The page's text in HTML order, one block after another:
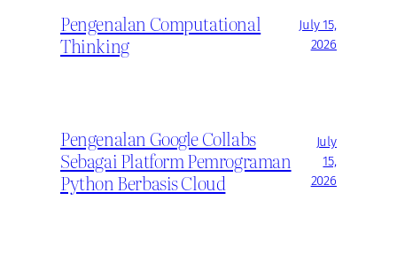
Pengenalan Computational
Thinking
July 15,
2026
Pengenalan Google Collabs
Sebagai Platform Pemrograman
Python Berbasis Cloud
July
15,
2026